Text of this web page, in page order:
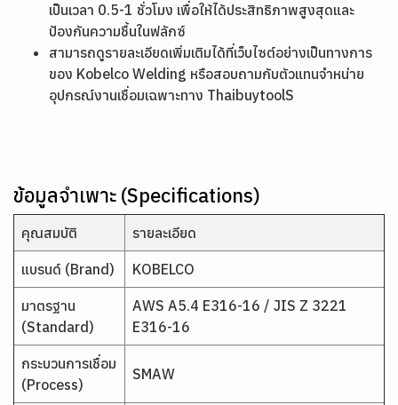
เป็นเวลา 0.5-1 ชั่วโมง เพื่อให้ได้ประสิทธิภาพสูงสุดและ
ป้องกันความชื้นในฟลักซ์
สามารถดูรายละเอียดเพิ่มเติมได้ที่เว็บไซต์อย่างเป็นทางการ
ของ Kobelco Welding หรือสอบถามกับตัวแทนจำหน่าย
อุปกรณ์งานเชื่อมเฉพาะทาง ThaibuytoolS
ข้อมูลจำเพาะ (Specifications)
คุณสมบัติ รายละเอียด
แบรนด์ (Brand) KOBELCO
มาตรฐาน
(Standard)
AWS A5.4 E316-16 / JIS Z 3221
E316-16
กระบวนการเชื่อม
(Process)
SMAW